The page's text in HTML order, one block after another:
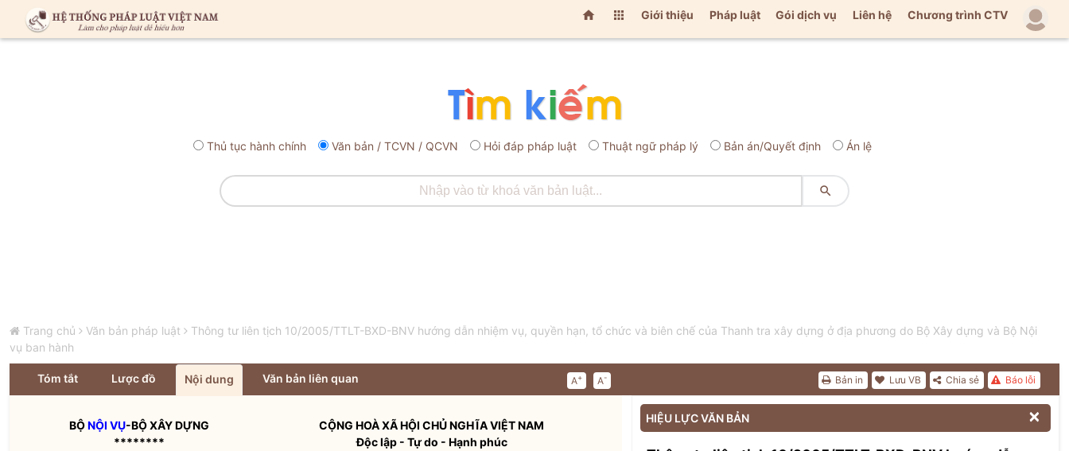
  Giới thiệu Pháp luật Gói dịch vụ Liên hệ Chương trình CTV
Thủ tục hành chính Văn bản / TCVN / QCVN Hỏi đáp pháp luật Thuật ngữ pháp lý Bản án/Quyết định Án lệ

Trang chủ Văn bản pháp luật
Thông tư liên tịch 10/2005/TTLT-BXD-BNV hướng dẫn nhiệm vụ, quyền hạn, tổ chức và biên chế của Thanh tra xây dựng ở địa phương do Bộ Xây dựng và Bộ Nội
vụ ban hành
Tóm tắt Lược đồ Nội dung Văn bản liên quan A+ A- Báo lỗi
Chia sẻ
Lưu VB
Bản in
BỘNỘI VỤ-BỘ XÂY DỰNG
********
CỘNG HOÀ XÃ HỘI CHỦ NGHĨA VIỆT NAM
Độc lập - Tự do - Hạnh phúc
HIỆU LỰC VĂN BẢN 